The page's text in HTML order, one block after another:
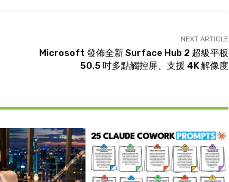
NEXT ARTICLE
Microsoft 發佈全新 Surface Hub 2 超級平板
50.5 吋多點觸控屏、支援 4K 解像度